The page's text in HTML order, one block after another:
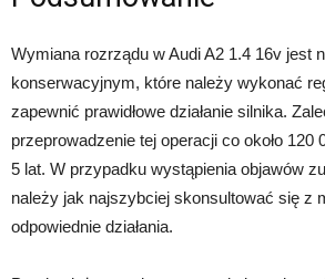
Wymiana rozrządu w Audi A2 1.4 16v jest
konserwacyjnym, które należy wykonać
zapewnić prawidłowe działanie silnika.
przeprowadzenie tej operacji co około 120
5 lat. W przypadku wystąpienia objawów
należy jak najszybciej skonsultować się z
odpowiednie działania.